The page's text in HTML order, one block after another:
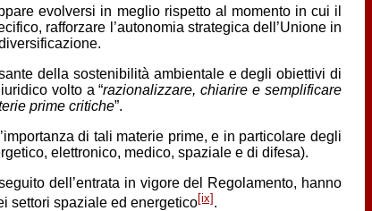
evolversi in meglio rispetto al momento in cui il
rafforzare l’autonomia strategica dell’Unione in
della sostenibilità ambientale e degli obiettivi di
volto a “razionalizzare, chiarire e semplificare
prime critiche”.
di tali materie prime, e in particolare degli
elettronico, medico, spaziale e di difesa).
dell’entrata in vigore del Regolamento, hanno
settori spaziale ed energetico[ix].